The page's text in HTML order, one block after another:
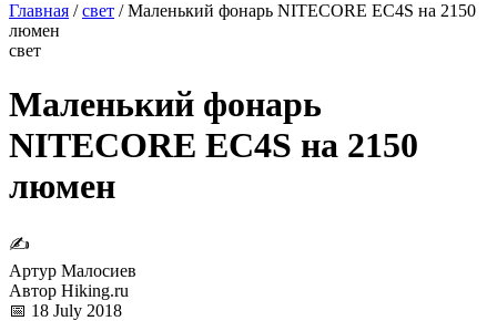
Главная / свет / Маленький фонарь NITECORE EC4S на 2150
люмен
свет
Маленький фонарь
NITECORE EC4S на 2150
люмен
✍
Артур Малосиев
Автор Hiking.ru
📅 18 July 2018